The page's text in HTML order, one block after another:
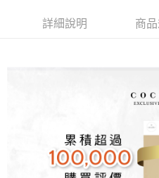
４．使用「AFTEE先享後付」時，將
詳細說明 商